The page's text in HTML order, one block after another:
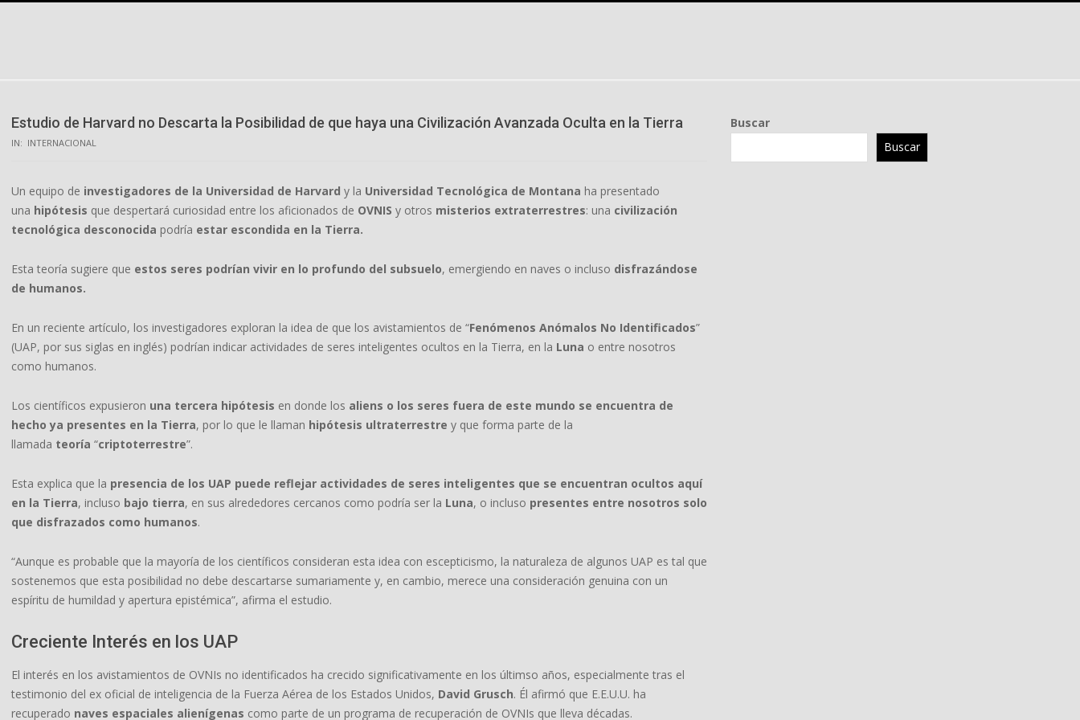
Estudio de Harvard no Descarta la Posibilidad de que haya una Civilización Avanzada Oculta en la Tierra
IN: INTERNACIONAL
Un equipo de investigadores de la Universidad de Harvard y la Universidad Tecnológica de Montana ha presentado
una hipótesis que despertará curiosidad entre los aficionados de OVNIS y otros misterios extraterrestres: una civilización
tecnológica desconocida podría estar escondida en la Tierra.
Esta teoría sugiere que estos seres podrían vivir en lo profundo del subsuelo, emergiendo en naves o incluso disfrazándose
de humanos.
En un reciente artículo, los investigadores exploran la idea de que los avistamientos de “Fenómenos Anómalos No Identificados”
(UAP, por sus siglas en inglés) podrían indicar actividades de seres inteligentes ocultos en la Tierra, en la Luna o entre nosotros
como humanos.
Los científicos expusieron una tercera hipótesis en donde los aliens o los seres fuera de este mundo se encuentra de
hecho ya presentes en la Tierra, por lo que le llaman hipótesis ultraterrestre y que forma parte de la
llamada teoría “criptoterrestre”.
Esta explica que la presencia de los UAP puede reflejar actividades de seres inteligentes que se encuentran ocultos aquí
en la Tierra, incluso bajo tierra, en sus alrededores cercanos como podría ser la Luna, o incluso presentes entre nosotros solo
que disfrazados como humanos.
“Aunque es probable que la mayoría de los científicos consideran esta idea con escepticismo, la naturaleza de algunos UAP es tal que
sostenemos que esta posibilidad no debe descartarse sumariamente y, en cambio, merece una consideración genuina con un
espíritu de humildad y apertura epistémica”, afirma el estudio.
Creciente Interés en los UAP
El interés en los avistamientos de OVNIs no identificados ha crecido significativamente en los últimso años, especialmente tras el
testimonio del ex oficial de inteligencia de la Fuerza Aérea de los Estados Unidos, David Grusch. Él afirmó que E.E.U.U. ha
recuperado naves espaciales alienígenas como parte de un programa de recuperación de OVNIs que lleva décadas.
Buscar
Buscar